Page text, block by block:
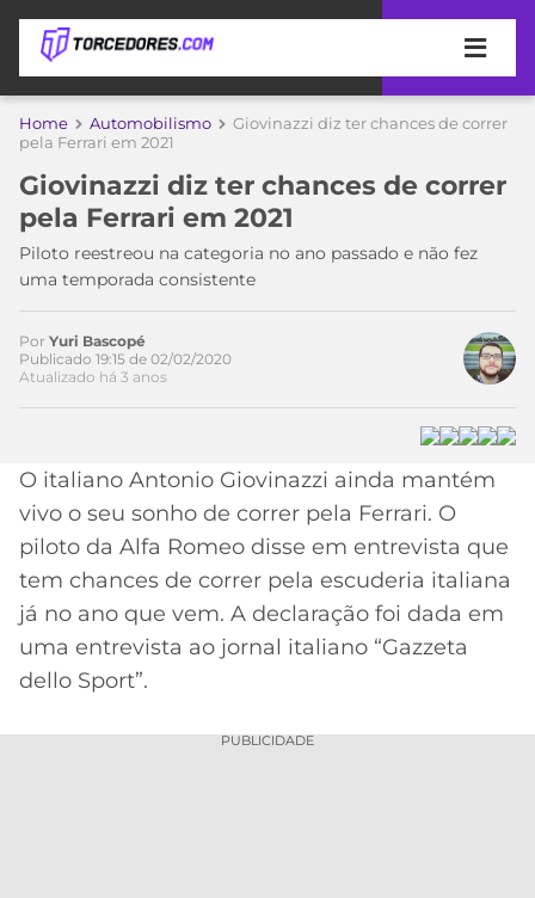
APOSTAS
DE
APOSTA
MELHORES
SITES
DE
APOSTAS
2026
PROMOCIONAL
BETBOOM
CÓDIGO
INDICAÇÃO
BET365
COPA
DO
MUNDO
TIMES
MEU
PALMEIRAS
CORINTHIANS
SÃO
PAULO
SANTOS
CAMPEONATOS
BRASILEIRÃO
SÉRIE
A
LIBERTADORES
COPA
DO
MÍDIA
ESPORTIVA
MERCADO
BOLA
PALPITES
Home Automobilismo
Giovinazzi diz ter chances de correr
pela Ferrari em 2021
Giovinazzi diz ter chances de correr
pela Ferrari em 2021
Piloto reestreou na categoria no ano passado e não fez
uma temporada consistente
Acesse o perfil do autor
no Twitter
Por Yuri Bascopé
Publicado 19:15 de 02/02/2020
Atualizado há 3 anos
O italiano Antonio Giovinazzi ainda mantém
vivo o seu sonho de correr pela Ferrari. O
piloto da Alfa Romeo disse em entrevista que
tem chances de correr pela escuderia italiana
já no ano que vem. A declaração foi dada em
uma entrevista ao jornal italiano “Gazzeta
dello Sport”.
PUBLICIDADE